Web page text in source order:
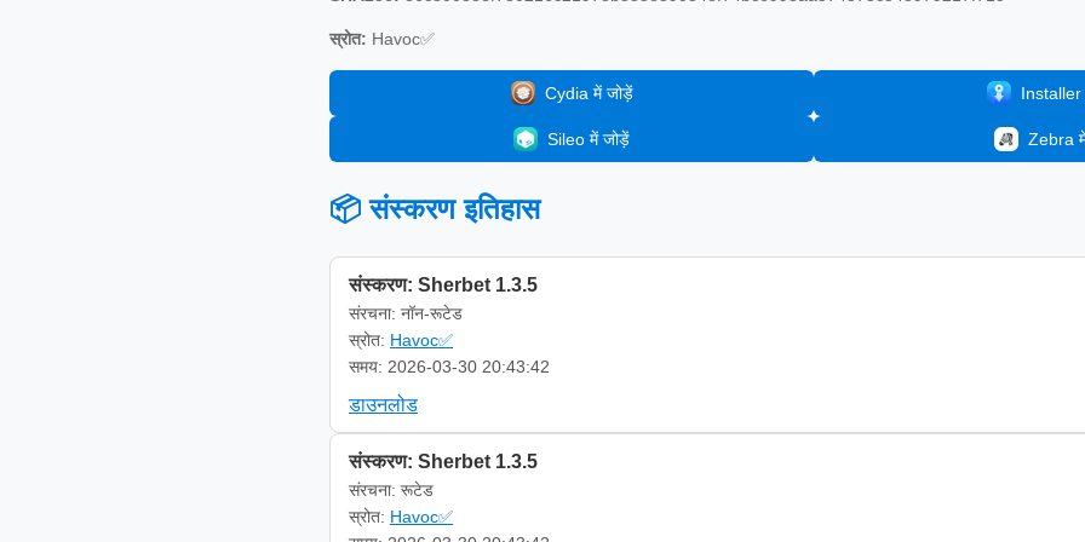
स्रोत: Havoc✅
Cydia में जोड़ें Installer
Sileo में जोड़ें Zebra
📦 संस्करण इतिहास
संस्करण: Sherbet 1.3.5
संरचना: नॉन-रूटेड
स्रोत: Havoc✅
समय: 2026-03-30 20:43:42
डाउनलोड
संस्करण: Sherbet 1.3.5
संरचना: रूटेड
स्रोत: Havoc✅